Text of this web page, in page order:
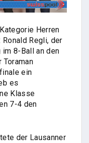
Herren
Regli, der
8-Ball an den
Toraman
ein
es
Klasse
7-4 den
der Lausanner